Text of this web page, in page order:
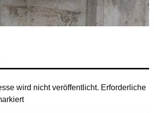
wird nicht veröffentlicht. Erforderliche